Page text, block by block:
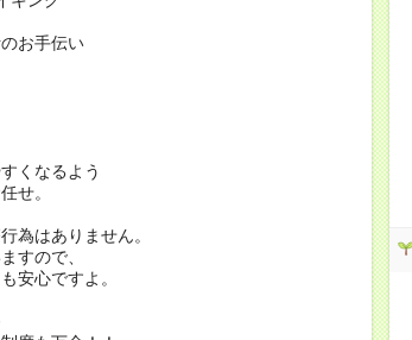
お手伝い
くなるよう
せ。
為はありません。
すので、
安心ですよ。